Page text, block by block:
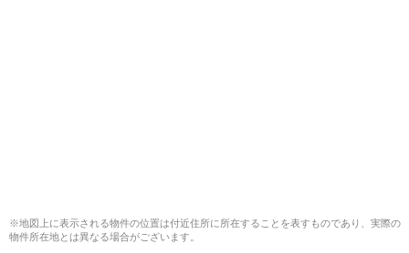
※地図上に表示される物件の位置は付近住所に所在することを表すものであり、実際の
物件所在地とは異なる場合がございます。